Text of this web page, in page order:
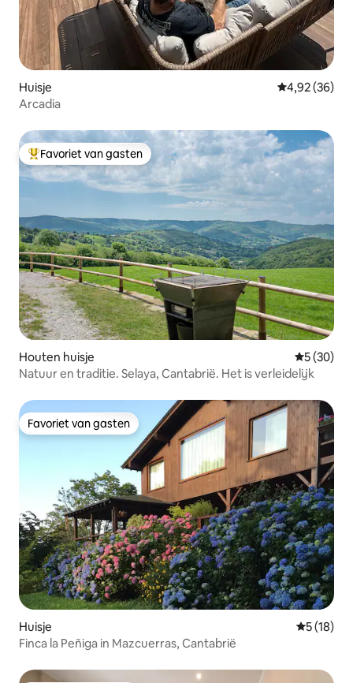
Huisje Gemiddelde
4,92 (36)
Arcadia
Topfavoriet van gasten
Favoriet van gasten
Houten huisje
5 (30)
Natuur en traditie. Selaya, Cantabrië. Het is verleidelijk
Favoriet van gasten
Favoriet van gasten
Huisje
5 (18)
Finca la Peñiga in Mazcuerras, Cantabrië